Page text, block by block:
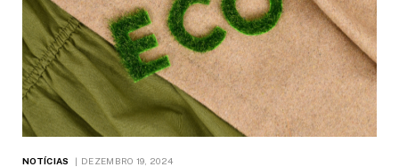
NOTÍCIAS DEZEMBRO 19, 2024